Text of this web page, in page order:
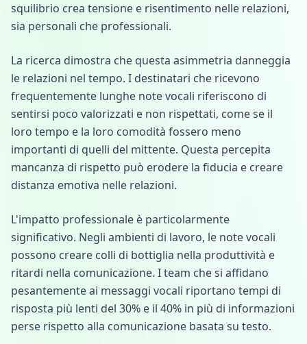
squilibrio crea tensione e risentimento nelle relazioni,
sia personali che professionali.
La ricerca dimostra che questa asimmetria danneggia
le relazioni nel tempo. I destinatari che ricevono
frequentemente lunghe note vocali riferiscono di
sentirsi poco valorizzati e non rispettati, come se il
loro tempo e la loro comodità fossero meno
importanti di quelli del mittente. Questa percepita
mancanza di rispetto può erodere la fiducia e creare
distanza emotiva nelle relazioni.
L'impatto professionale è particolarmente
significativo. Negli ambienti di lavoro, le note vocali
possono creare colli di bottiglia nella produttività e
ritardi nella comunicazione. I team che si affidano
pesantemente ai messaggi vocali riportano tempi di
risposta più lenti del 30% e il 40% in più di informazioni
perse rispetto alla comunicazione basata su testo.